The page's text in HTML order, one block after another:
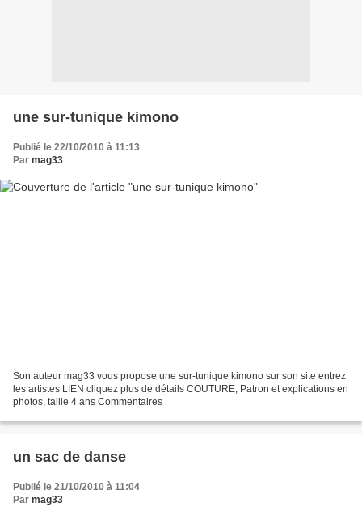
une sur-tunique kimono
Publié le 22/10/2010 à 11:13
Par mag33
Son auteur mag33 vous propose une sur-tunique kimono sur son site entrez
les artistes LIEN cliquez plus de détails COUTURE, Patron et explications en
photos, taille 4 ans Commentaires
un sac de danse
Publié le 21/10/2010 à 11:04
Par mag33